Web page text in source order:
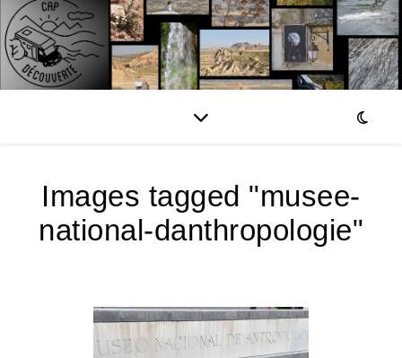
Images tagged "musee-
national-danthropologie"